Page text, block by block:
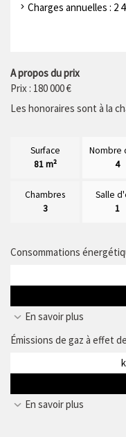
Charges annuelles : 2
A propos du prix
Prix : 180 000 €
Les honoraires sont à la
Surface
81 m²
4
Chambres
3
Salle
1
Consommations
En savoir plus
Émissions de gaz à effet
En savoir plus